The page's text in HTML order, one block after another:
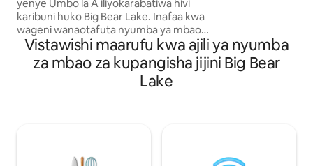
yenye Umbo la A iliyokarabatiwa hivi
karibuni huko Big Bear Lake. Inafaa kwa
wageni wanaotafuta nyumba ya mbao
iliyo na beseni la maji moto, chumba cha
michezo na mandhari ya milima karibu
na eneo la kuteleza thelujini, matembezi
arcade * Vyumba 4 vya kulala, mabafu 3 *
Vistawishi maarufu kwa ajili ya nyumba
za mbao za kupangisha jijini Big Bear
Lake